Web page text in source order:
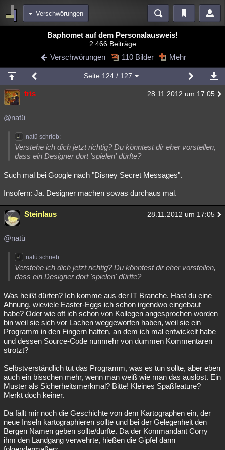
Verschwörungen
Blogs Videos
Chat Wiki Neuigkeiten
meine Rubriken
Menschen Mystery Kriminalfälle
Spiritualität
Natur Umfragen
weitere Rubriken
Musik Clash Verbesserungen Allmystery English
Übersichten
Besucht
Lesenswert Schlüsselwörter
Baphomet auf dem Personalausweis!
2.466 Beiträge
Verschwörungen 110 Bilder Mehr
Seite 124/ 127
tris 28.11.2012 um 17:05
@natü
natü schrieb:
Verstehe ich dich jetzt richtig? Du könntest dir eher vorstellen,
dass ein Designer dort 'spielen' dürfte?
Such mal bei Google nach "Disney Secret Messages".
Insofern: Ja. Designer machen sowas durchaus mal.
Steinlaus 28.11.2012 um 17:05
@natü
natü schrieb:
Verstehe ich dich jetzt richtig? Du könntest dir eher vorstellen,
dass ein Designer dort 'spielen' dürfte?
Was heißt dürfen? Ich komme aus der IT Branche. Hast du eine
Ahnung, wieviele Easter-Eggs ich schon irgendwo eingebaut
habe? Oder wie oft ich schon von Kollegen angesprochen worden
bin weil sie sich vor Lachen weggeworfen haben, weil sie ein
Programm in den Fingern hatten, an dem ich mal entwickelt habe
und dessen Source-Code nunmehr von dummen Kommentaren
strotzt?
Selbstverständlich tut das Programm, was es tun sollte, aber eben
auch ein bisschen mehr, wenn man weiß wie man das auslöst. Ein
Muster als Sicherheitsmerkmal? Bitte! Kleines Spaßfeature?
Merkt doch keiner.
Da fällt mir noch die Geschichte von dem Kartographen ein, der
neue Inseln kartographieren sollte und bei der Gelegenheit den
Bergen Namen geben sollte/durfte. Da der Kommandant Corry
ihm den Landgang verwehrte, hießen die Gipfel dann